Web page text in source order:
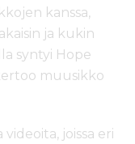
kanssa,
ja kukin
syntyi Hope
muusikko
joissa eri